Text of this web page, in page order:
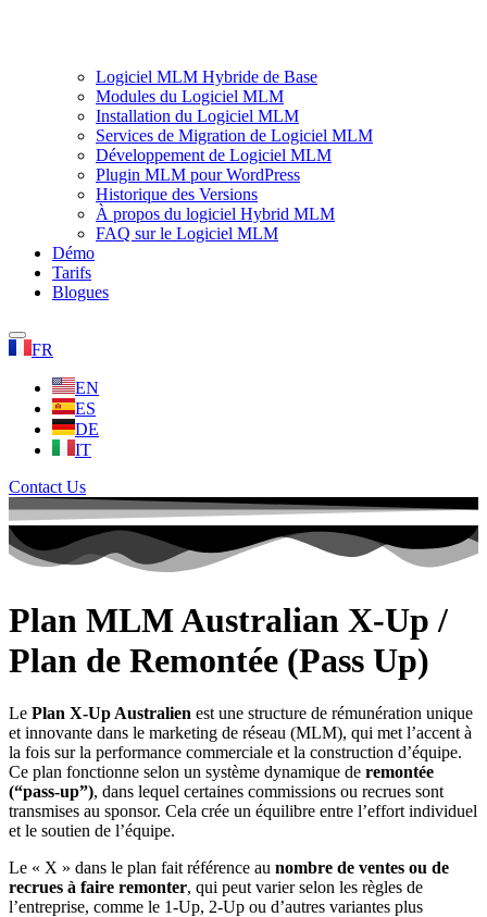
Logiciel MLM Hybride de Base
Modules du Logiciel MLM
Installation du Logiciel MLM
Services de Migration de Logiciel MLM
Développement de Logiciel MLM
Plugin MLM pour WordPress
Historique des Versions
À propos du logiciel Hybrid MLM
FAQ sur le Logiciel MLM
Démo
Tarifs
Blogues
FR
EN
ES
DE
IT
Contact Us
Plan MLM Australian X-Up /
Plan de Remontée (Pass Up)
Le Plan X-Up Australien est une structure de rémunération unique
et innovante dans le marketing de réseau (MLM), qui met l’accent à
la fois sur la performance commerciale et la construction d’équipe.
Ce plan fonctionne selon un système dynamique de remontée
(“pass-up”), dans lequel certaines commissions ou recrues sont
transmises au sponsor. Cela crée un équilibre entre l’effort individuel
et le soutien de l’équipe.
Le « X » dans le plan fait référence au nombre de ventes ou de
recrues à faire remonter, qui peut varier selon les règles de
l’entreprise, comme le 1-Up, 2-Up ou d’autres variantes plus